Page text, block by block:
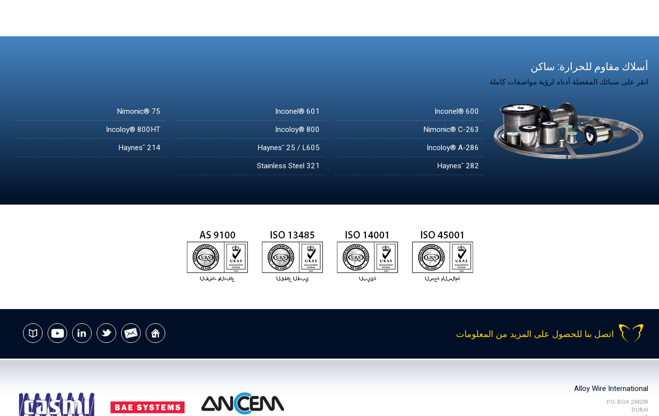
أسلاك مقاوم للحرارة: ساكن
انقر على سبائك المفضلة أدناه لرؤية مواصفات كاملة
Inconel® 600
Inconel® 601
Nimonic® 75
Nimonic® C-263
Incoloy® 800
Incoloy® 800HT
Incoloy® A-286
Haynes˘ 25 / L605
Haynes˘ 214
Haynes˘ 282
Stainless Steel 321
اتصل بنا للحصول على المزيد من المعلومات
Alloy Wire International
P.O. BOX 234209
DUBAI